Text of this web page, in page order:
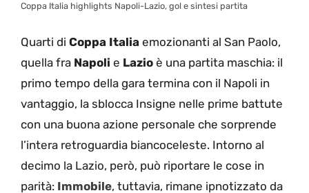
Coppa Italia highlights Napoli-Lazio, gol e sintesi partita
Quarti di Coppa Italia emozionanti al San Paolo,
quella fra Napoli e Lazio è una partita maschia: il
primo tempo della gara termina con il Napoli in
vantaggio, la sblocca Insigne nelle prime battute
con una buona azione personale che sorprende
l’intera retroguardia biancoceleste. Intorno al
decimo la Lazio, però, può riportare le cose in
parità: Immobile, tuttavia, rimane ipnotizzato da